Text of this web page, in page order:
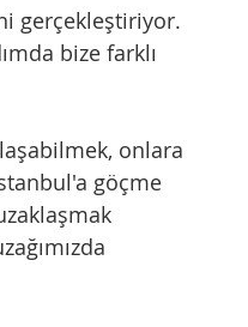
gerçekleştiriyor.
bize farklı
onlara
göçme